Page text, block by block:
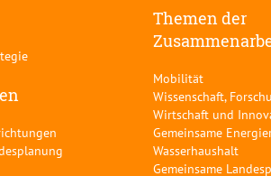
Themen der
Mobilität
Wissenschaft,
Wirtschaft und
Gemeinsame
Wasserhaushalt
Gemeinsame